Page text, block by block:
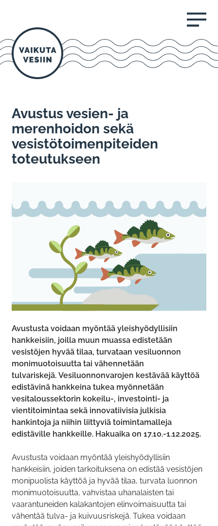
AVAA
Avustus vesien- ja
merenhoidon sekä
vesistötoimenpiteiden
toteutukseen
Avustusta voidaan myöntää yleishyödyllisiin
hankkeisiin, joilla muun muassa edistetään
vesistöjen hyvää tilaa, turvataan vesiluonnon
monimuotoisuutta tai vähennetään
tulvariskejä. Vesiluonnonvarojen kestävää käyttöä
edistävinä hankkeina tukea myönnetään
vesitaloussektorin kokeilu-, investointi- ja
vientitoimintaa sekä innovatiivisia julkisia
hankintoja ja niihin liittyviä toimintamalleja
edistäville hankkeille. Hakuaika on 17.10.-1.12.2025.
Avustusta voidaan myöntää yleishyödyllisiin
hankkeisiin, joiden tarkoituksena on edistää vesistöjen
monipuolista käyttöä ja hyvää tilaa, turvata luonnon
monimuotoisuutta, vahvistaa uhanalaisten tai
vaarantuneiden kalakantojen elinvoimaisuutta tai
vähentää tulva- ja kuivuusriskejä. Tukea voidaan